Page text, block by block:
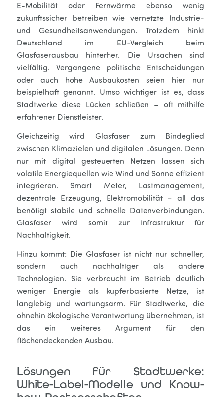
E-Mobilität oder Fernwärme ebenso wenig
zukunftssicher betreiben wie vernetzte Industrie-
und Gesundheitsanwendungen. Trotzdem hinkt
Deutschland im EU-Vergleich beim
Glasfaserausbau hinterher. Die Ursachen sind
vielfältig. Vergangene politische Entscheidungen
oder auch hohe Ausbaukosten seien hier nur
beispielhaft genannt. Umso wichtiger ist es, dass
Stadtwerke diese Lücken schließen – oft mithilfe
erfahrener Dienstleister.
Gleichzeitig wird Glasfaser zum Bindeglied
zwischen Klimazielen und digitalen Lösungen. Denn
nur mit digital gesteuerten Netzen lassen sich
volatile Energiequellen wie Wind und Sonne effizient
integrieren. Smart Meter, Lastmanagement,
dezentrale Erzeugung, Elektromobilität – all das
benötigt stabile und schnelle Datenverbindungen.
Glasfaser wird somit zur Infrastruktur für
Nachhaltigkeit.
Hinzu kommt: Die Glasfaser ist nicht nur schneller,
sondern auch nachhaltiger als andere
Technologien. Sie verbraucht im Betrieb deutlich
weniger Energie als kupferbasierte Netze, ist
langlebig und wartungsarm. Für Stadtwerke, die
ohnehin ökologische Verantwortung übernehmen, ist
das ein weiteres Argument für den
flächendeckenden Ausbau.
Lösungen für Stadtwerke:
White-Label-Modelle und Know-